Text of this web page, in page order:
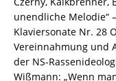
–
ISBN
9783826081231
/
978-
unendliche Melodie“
Klaviersonate Nr. 28
Vereinnahmung und
der NS-
Wißmann: „Wenn